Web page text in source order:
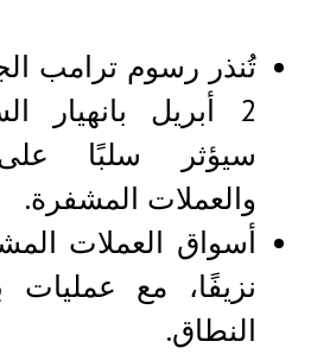
تُنذر رسوم ترامب
2 أبريل بانهيار
سيؤثر سلبًا
والعملات المشفرة.
أسواق العملات
نزيفًا، مع عمليات
النطاق.